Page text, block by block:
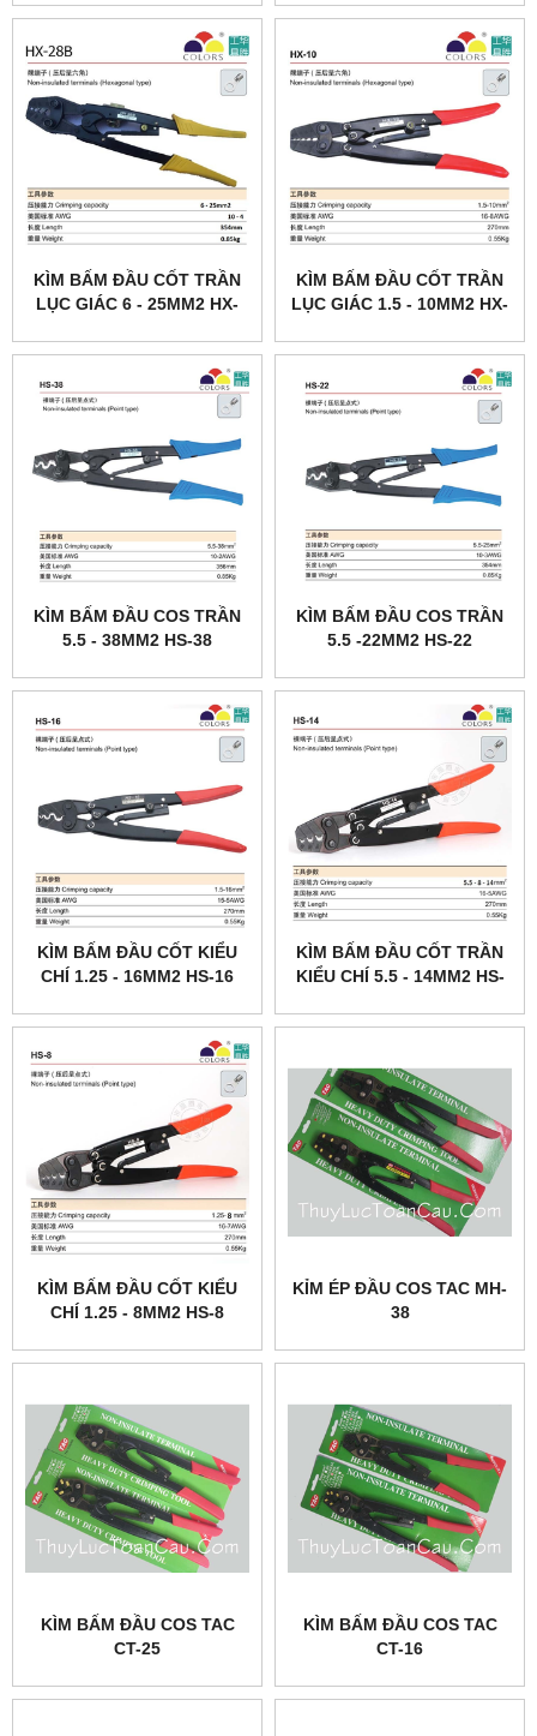
KÌM BẤM ĐẦU CỐT TRẦN
LỤC GIÁC 6 - 25MM2 HX-
KÌM BẤM ĐẦU CỐT TRẦN
LỤC GIÁC 1.5 - 10MM2 HX-
KÌM BẤM ĐẦU COS TRẦN
5.5 - 38MM2 HS-38
KÌM BẤM ĐẦU COS TRẦN
5.5 -22MM2 HS-22
KÌM BẤM ĐẦU CỐT KIỂU
CHÍ 1.25 - 16MM2 HS-16
KÌM BẤM ĐẦU CỐT TRẦN
KIỂU CHÍ 5.5 - 14MM2 HS-
KÌM BẤM ĐẦU CỐT KIỂU
CHÍ 1.25 - 8MM2 HS-8
KỈM ÉP ĐẦU COS TAC MH-
38
KÌM BẤM ĐẦU COS TAC
CT-25
KÌM BẤM ĐẦU COS TAC
CT-16